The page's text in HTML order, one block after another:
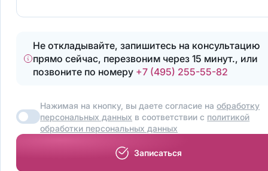
Не откладывайте, запишитесь на консультацию
прямо сейчас, перезвоним через 15 минут., или
позвоните по номеру +7 (495) 255-55-82
Нажимая на кнопку, вы даете согласие наобработку
персональных данных в соответствии с политикой
обработки персональных данных
Записаться